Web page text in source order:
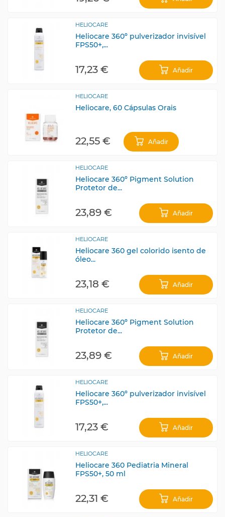
HELIOCARE
Heliocare 360º pulverizador invisível
FPS50+,...
17,23 € Añadir
HELIOCARE
Heliocare, 60 Cápsulas Orais
22,55 € Añadir
HELIOCARE
Heliocare 360º Pigment Solution
Protetor de...
23,89 € Añadir
HELIOCARE
Heliocare 360 gel colorido isento de
óleo...
23,18 € Añadir
HELIOCARE
Heliocare 360º Pigment Solution
Protetor de...
23,89 € Añadir
HELIOCARE
Heliocare 360º pulverizador invisível
FPS50+,...
17,23 € Añadir
HELIOCARE
Heliocare 360 Pediatria Mineral
FPS50+, 50 ml
22,31 € Añadir